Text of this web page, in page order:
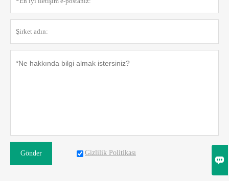
Gönder Gizlilik Politikası
